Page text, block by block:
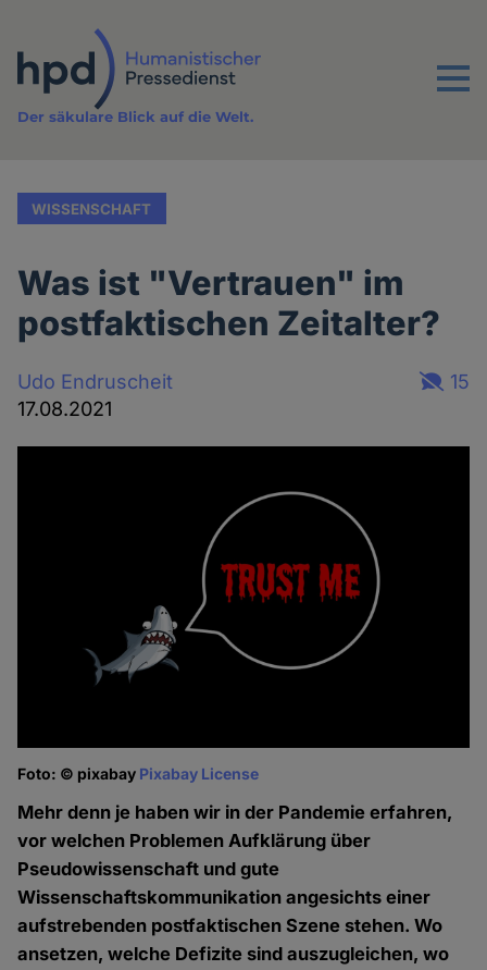
Inhalt
Menu
Der säkulare Blick auf die Welt.
WISSENSCHAFT
Was ist "Vertrauen" im
postfaktischen Zeitalter?
Udo Endruscheit
17.08.2021
15
Foto: © pixabay Pixabay License
Mehr denn je haben wir in der Pandemie erfahren,
vor welchen Problemen Aufklärung über
Pseudowissenschaft und gute
Wissenschaftskommunikation angesichts einer
aufstrebenden postfaktischen Szene stehen. Wo
ansetzen, welche Defizite sind auszugleichen, wo